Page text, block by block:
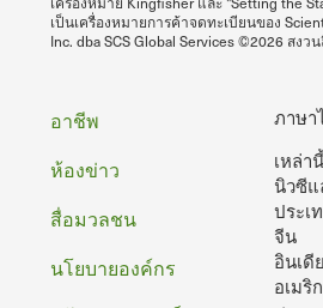
เป็นเครื่องหมายการค้าจดทะเบียนของ
Inc. dba SCS Global Services ©2026 สงว
ภาษา
เหล่านี้
นิวซี
ประเ
จีน
อินเดี
อเมริ
ท้าย
กระดาษ
อาชีพ
ห้องข่าว
สื่อมวลชน
นโยบายองค์กร